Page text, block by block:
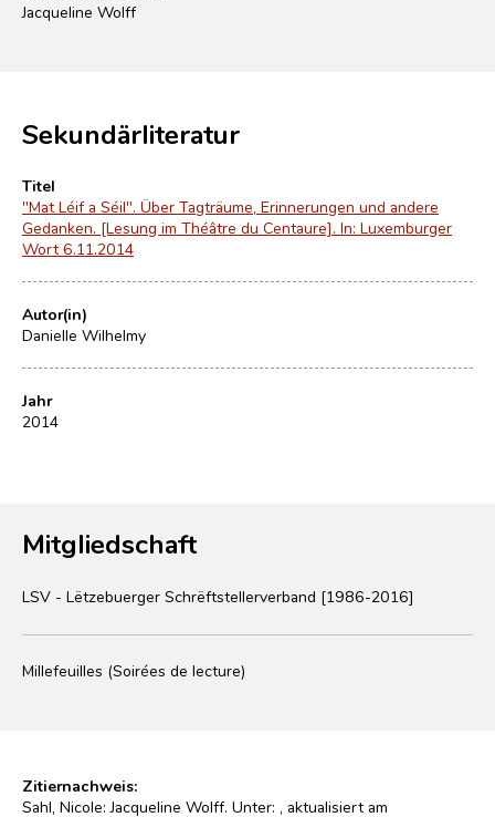
Jacqueline Wolff
Sekundärliteratur
Titel
"Mat Léif a Séil". Über Tagträume, Erinnerungen und andere
Gedanken. [Lesung im Théâtre du Centaure]. In: Luxemburger
Wort 6.11.2014
Autor(in)
Danielle Wilhelmy
Jahr
2014
Mitgliedschaft
LSV - Lëtzebuerger Schrëftstellerverband [1986-2016]
Millefeuilles (Soirées de lecture)
Zitiernachweis:
Sahl, Nicole: Jacqueline Wolff. Unter: , aktualisiert am